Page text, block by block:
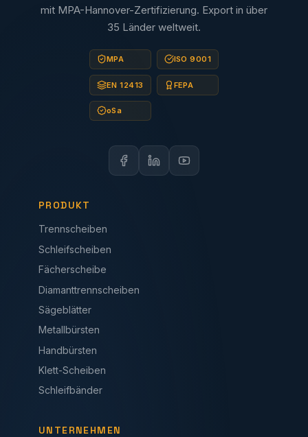
mit MPA-Hannover-Zertifizierung. Export in über
35 Länder weltweit.
MPA ISO 9001
EN 12413 FEPA
oSa
PRODUKT
Trennscheiben
Schleifscheiben
Fächerscheibe
Diamanttrennscheiben
Sägeblätter
Metallbürsten
Handbürsten
Klett-Scheiben
Schleifbänder
UNTERNEHMEN